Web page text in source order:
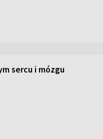
sercu i mózgu